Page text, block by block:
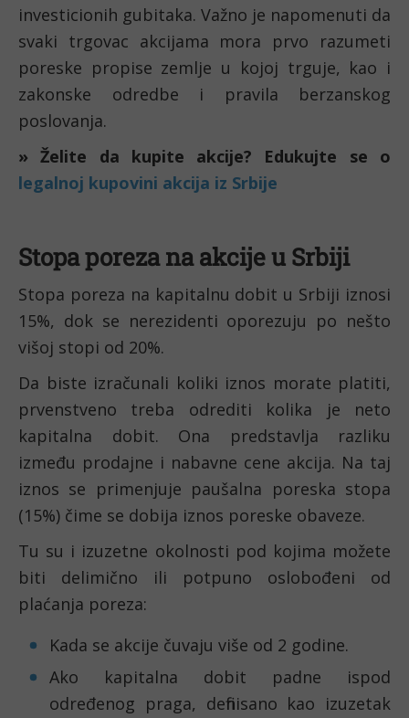
investicionih gubitaka. Važno je napomenuti da
svaki trgovac akcijama mora prvo razumeti
poreske propise zemlje u kojoj trguje, kao i
zakonske odredbe i pravila berzanskog
poslovanja.
legalnoj kupovini akcija iz Srbije
Stopa poreza na akcije u Srbiji
Stopa poreza na kapitalnu dobit u Srbiji iznosi
15%, dok se nerezidenti oporezuju po nešto
višoj stopi od 20%.
Da biste izračunali koliki iznos morate platiti,
prvenstveno treba odrediti kolika je neto
kapitalna dobit. Ona predstavlja razliku
između prodajne i nabavne cene akcija. Na taj
iznos se primenjuje paušalna poreska stopa
(15%) čime se dobija iznos poreske obaveze.
Tu su i izuzetne okolnosti pod kojima možete
biti delimično ili potpuno oslobođeni od
plaćanja poreza:
Kada se akcije čuvaju više od 2 godine.
Ako kapitalna dobit padne ispod
određenog praga, definisano kao izuzetak